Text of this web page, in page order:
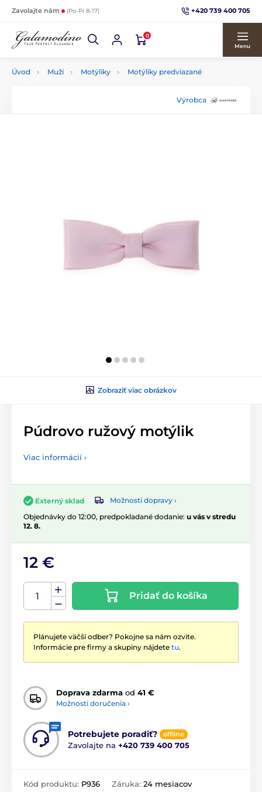
Zavolajte nám (Po-Pi 8-17) +420 739 400 705
0
Menu
Úvod Muži Motýliky Motýliky predviazané
Výrobca
Zobraziť viac obrázkov
Púdrovo ružový motýlik
Viac informácií ›
Externý sklad
Možnosti dopravy ›
Objednávky do 12:00, predpokladané dodanie: u vás v stredu
12. 8.
12 €
Pridať do košíka
Plánujete väčší odber? Pokojne sa nám ozvite.
Informácie pre firmy a skupiny nájdete tu.
Doprava zdarma od 41 €
Možnosti doručenia ›
Potrebujete poradiť? offline
Zavolajte na +420 739 400 705
Kód produktu: P936 Záruka: 24 mesiacov